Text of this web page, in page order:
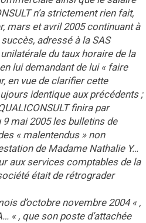
n’a strictement rien fait,
mars et avril 2005 continuant à
adressé à la SAS
du taux horaire de la
lui demandant de lui « faire
en vue de clarifier cette
identique aux précédents ;
finira par
mai 2005 les bulletins de
« malentendus » non
de Madame Nathalie Y…
aux services comptables de la
était de rétrograder
d’octobre novembre 2004 « ,
« , que son poste d’attachée